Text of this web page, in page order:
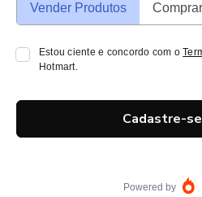
Vender Produtos
Estou ciente e concordo com o
Hotmart.
Cadastre-
Powered by